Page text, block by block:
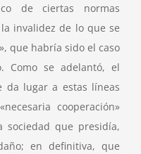
de ciertas normas
invalidez de lo que se
que habría sido el caso
Como se adelantó, el
da lugar a estas líneas
cooperación»
que presidía,
en definitiva, que